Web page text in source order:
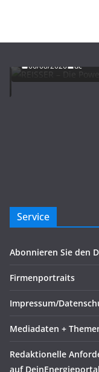
REISSER – Die
06/08/2026 dc
Service
Abonnieren Sie den
Firmenportraits
Impressum/
Mediadaten +
Redaktionelle
auf